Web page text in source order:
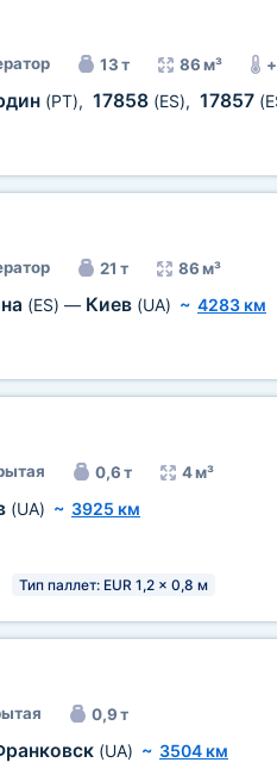
13 т 86 м³
(PT), 17858 (ES), 17857
21 т 86 м³
(ES) — Киев (UA) ~ 4283 км
0,6 т 4 м³
(UA) ~ 3925 км
Тип паллет: EUR 1,2 x 0,8 м
0,9 т
(UA) ~ 3504 км